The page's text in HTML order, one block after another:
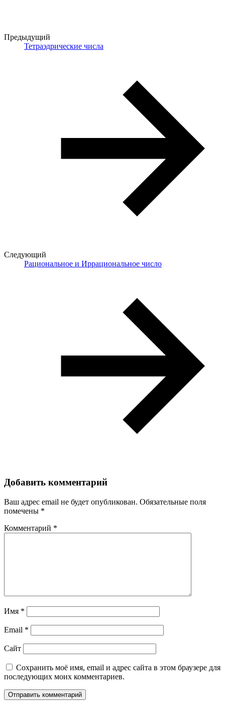
Предыдущий
Тетраэдрические числа
Следующий
Рациональное и Иррациональное число
Добавить комментарий
Ваш адрес email не будет опубликован. Обязательные поля
помечены *
Комментарий *
Имя *
Email *
Сайт
Сохранить моё имя, email и адрес сайта в этом браузере для
последующих моих комментариев.